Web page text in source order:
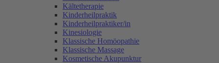
Kältetherapie
Kinderheilpraktik
Kinderheilpraktiker/in
Kinesiologie
Klassische Homöopathie
Klassische Massage
Kosmetische Akupunktur